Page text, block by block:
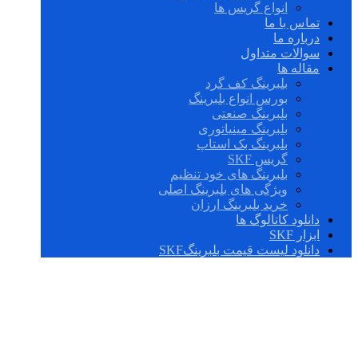
انواع گریس ها
تماس با ما
درباره ما
سوالات متداول
مقاله ها
بلبرینگ کف گرد
بورس انواع بلبرینگ
بلبرینگ صنعتی
بلبرینگ مینیاتوری
بلبرینگ بک استاپ
گریس SKF
بلبرینگ های خود تنظیم
ویژگی های بلبرینگ اصلی
خرید بلبرینگ ارزان
دانلود کاتالوگ ها
ابزار SKF
دانلود لیست قیمت بلبرینگSKF